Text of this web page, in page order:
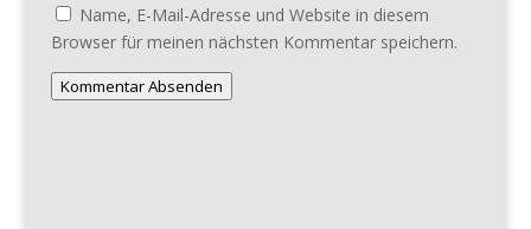
Name, E-Mail-Adresse und Website in diesem
Browser für meinen nächsten Kommentar speichern.
Kommentar Absenden